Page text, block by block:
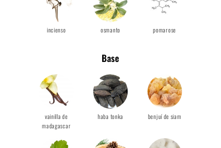
incienso osmanto pomarose
Base
vainilla de
madagascar
haba tonka benjuí de siam